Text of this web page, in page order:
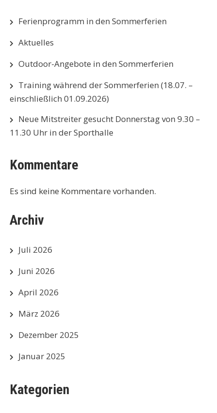
Ferienprogramm in den Sommerferien
Aktuelles
Outdoor-Angebote in den Sommerferien
Training während der Sommerferien (18.07. –
einschließlich 01.09.2026)
Neue Mitstreiter gesucht Donnerstag von 9.30 –
11.30 Uhr in der Sporthalle
Kommentare
Es sind keine Kommentare vorhanden.
Archiv
Juli 2026
Juni 2026
April 2026
März 2026
Dezember 2025
Januar 2025
Kategorien